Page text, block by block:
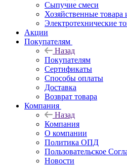
Сыпучие смеси
Хозяйственные товара
Электротехнические
Акции
Покупателям
Назад
Покупателям
Сертификаты
Способы оплаты
Доставка
Возврат товара
Компания
Назад
Компания
О компании
Политика ОПД
Пользовательское
Новости